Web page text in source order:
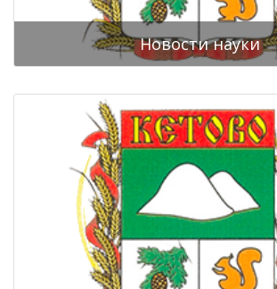
Новости науки